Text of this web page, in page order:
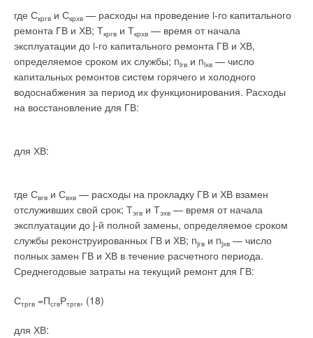
где Скргв и Скрхв — расходы на проведение i-го капитального
ремонта ГВ и ХВ; Ткргв и Ткрхв — время от начала
эксплуатации до i-го капитального ремонта ГВ и ХВ,
определяемое сроком их службы; niгв и niхв — число
капитальных ремонтов систем горячего и холодного
водоснабжения за период их функционирования. Расходы
на восстановление для ГВ:
для ХВ:
где Свгв и Свхв — расходы на прокладку ГВ и ХВ взамен
отслуживших свой срок; Тэгв и Тэхв — время от начала
эксплуатации до j-й полной замены, определяемое сроком
службы реконструированных ГВ и ХВ; njгв и njхв — число
полных замен ГВ и ХВ в течение расчетного периода.
Среднегодовые затраты на текущий ремонт для ГВ:
Стргв =ПсгвРтргв, (18)
для ХВ: